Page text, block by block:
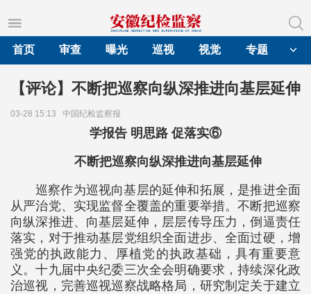
首页
审查 曝光 巡视 视觉 专题
【评论】不断把巡察向纵深推进向基层延伸
03-28 15:13 中国纪检监察报
学报告 明思路 促落实⑥
不断把巡察向纵深推进向基层延伸
巡察作为巡视向基层的延伸和拓展，是推进全面
从严治党、实现监督全覆盖的重要举措。不断把巡察
向纵深推进、向基层延伸，层层传导压力，倒逼责任
落实，对于推动基层党组织全面进步、全面过硬，增
强党的执政能力、厚植党的执政基础，具有重要意
义。十九届中央纪委三次全会明确要求，持续深化政
治巡视，完善巡视巡察战略格局，研究制定关于建立